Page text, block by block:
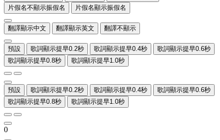
片假名不顯示振假名
片假名顯示振假名
翻譯顯示中文 翻譯顯示英文 翻譯不顯示
預設 歌詞顯示提早0.2秒 歌詞顯示提早0.4秒
歌詞顯示提早0.6秒
歌詞顯示提早0.8秒
歌詞顯示提早1.0秒
預設 歌詞顯示提早0.2秒 歌詞顯示提早0.4秒
歌詞顯示提早0.6秒
歌詞顯示提早0.8秒
歌詞顯示提早1.0秒
0